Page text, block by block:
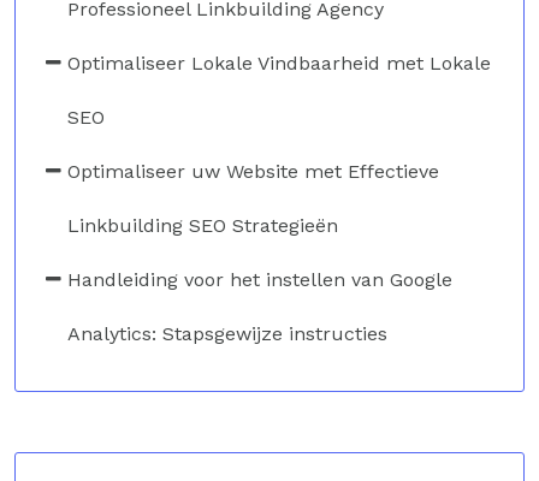
Professioneel Linkbuilding Agency
Optimaliseer Lokale Vindbaarheid met Lokale
SEO
Optimaliseer uw Website met Effectieve
Linkbuilding SEO Strategieën
Handleiding voor het instellen van Google
Analytics: Stapsgewijze instructies